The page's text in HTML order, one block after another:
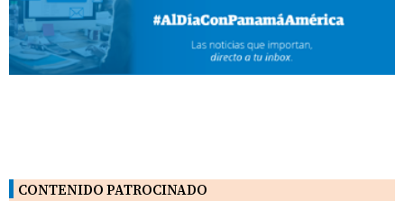
CONTENIDO PATROCINADO